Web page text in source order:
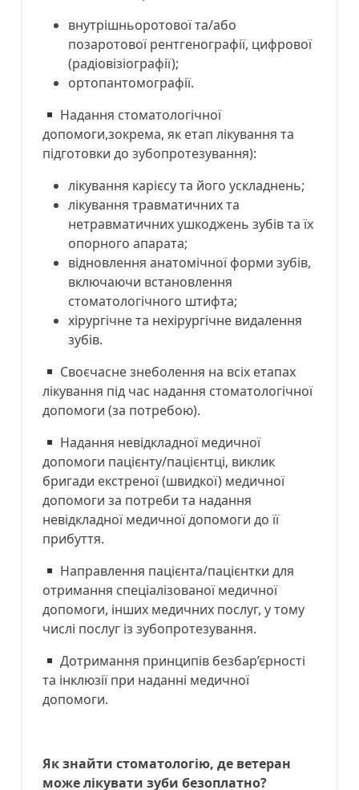
внутрішньоротової та/або
позаротової рентгенографії, цифрової
(радіовізіографії);
ортопантомографії.
Надання стоматологічної
допомоги,зокрема, як етап лікування та
підготовки до зубопротезування):
лікування карієсу та його ускладнень;
лікування травматичних та
нетравматичних ушкоджень зубів та їх
опорного апарата;
відновлення анатомічної форми зубів,
включаючи встановлення
стоматологічного штифта;
хірургічне та нехірургічне видалення
зубів.
Своєчасне знеболення на всіх етапах
лікування під час надання стоматологічної
допомоги (за потребою).
Надання невідкладної медичної
допомоги пацієнту/пацієнтці, виклик
бригади екстреної (швидкої) медичної
допомоги за потреби та надання
невідкладної медичної допомоги до її
прибуття.
Направлення пацієнта/пацієнтки для
отримання спеціалізованої медичної
допомоги, інших медичних послуг, у тому
числі послуг із зубопротезування.
Дотримання принципів безбар’єрності
та інклюзії при наданні медичної
допомоги.
Як знайти стоматологію, де ветеран
може лікувати зуби безоплатно?